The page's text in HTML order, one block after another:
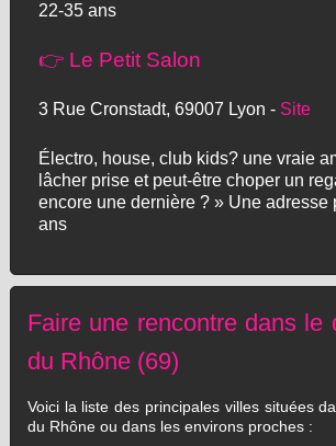
22-35 ans
👉 Le Petit Salon
3 Rue Cronstadt, 69007 Lyon - Site
Électro, house, club kids? une vraie
lâcher prise et peut-être choper un
encore une dernière ? » Une adresse
ans
Faire une rencontre dans le
du Rhône (69)
Voici la liste des principales villes situées
du Rhône ou dans les environs proches :